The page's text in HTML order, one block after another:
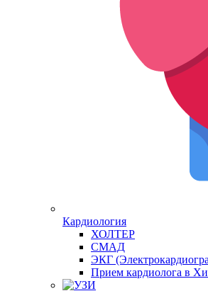
Кардиология
ХОЛТЕР
СМАД
ЭКГ
Прием кардиолога в